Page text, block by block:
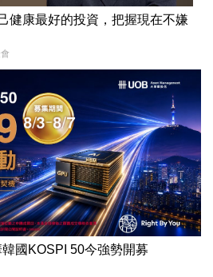
健康最好的投資，把握現在不嫌
國KOSPI 50今強勢開募